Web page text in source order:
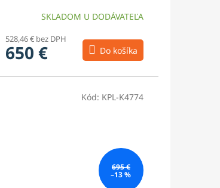
SKLADOM U DODÁVATEĽA
528,46 € bez DPH
650 € Do košíka
695 €
–13 %
Kód: KPL-K4774